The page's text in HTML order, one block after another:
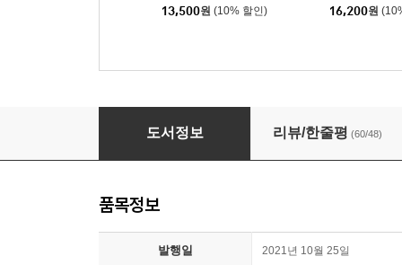
13,500원 (10% 할인) 16,200원
브로콜리 펀치
도서정보 리뷰/한줄평 (60/48)
품목정보
발행일 2021년 10월 25일